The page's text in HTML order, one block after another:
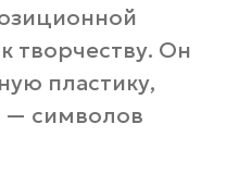
творчеству. Он
пластику,
— символов